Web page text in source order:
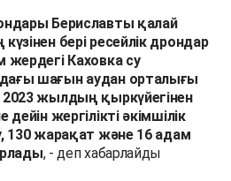
Бериславты қалай
бері ресейлік дрондар
Каховка су
шағын аудан орталығы
жылдың қыркүйегінен
жергілікті әкімшілік
130 жарақат және 16 адам
, - деп хабарлайды